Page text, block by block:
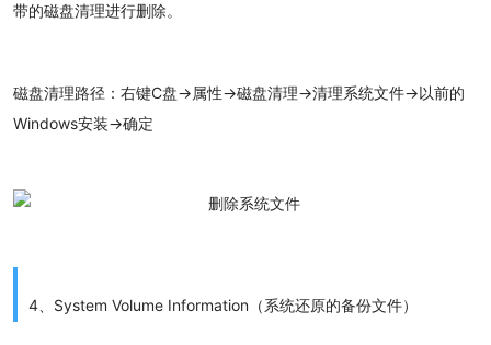
带的磁盘清理进行删除。
磁盘清理路径：右键C盘→属性→磁盘清理→清理系统文件→以前的
Windows安装→确定
4、System Volume Information（系统还原的备份文件）